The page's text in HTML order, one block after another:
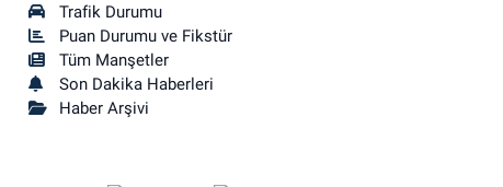
Trafik Durumu
Puan Durumu ve Fikstür
Tüm Manşetler
Son Dakika Haberleri
Haber Arşivi